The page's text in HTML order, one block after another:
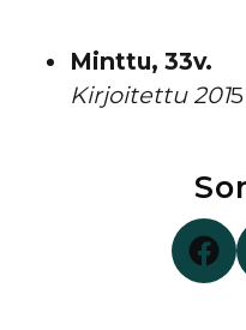
Minttu, 33v.
Kirjoitettu 2015